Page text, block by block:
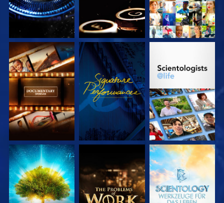
SERIE
ENTDECKEN
ANSEHEN
SERIE
SERIE
ENTDECKEN
SERIE
ENTDECKEN
SERIE
ENTDECKEN